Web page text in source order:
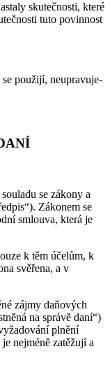
skutečnosti, které
tuto povinnost
použijí, neupravuje-
se zákony a
Zákonem se
smlouva, která je
k těm účelům, k
svěřena, a v
zájmy daňových
na správě daní“)
plnění
nejméně zatěžují a